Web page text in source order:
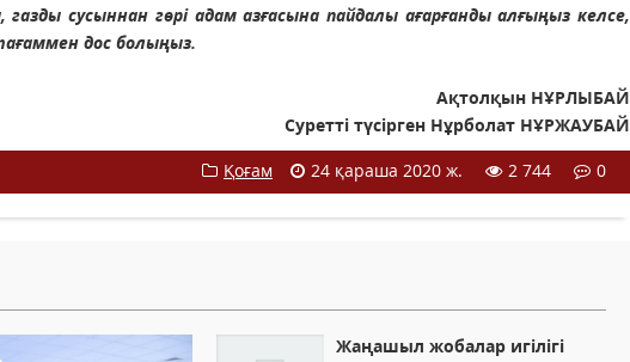
сусыннан гөрі адам азғасына пайдалы ағарғанды алғыңыз келсе,
дос болыңыз.
Ақтолқын НҰРЛЫБАЙ
Суретті түсірген Нұрболат НҰРЖАУБАЙ
Қоғам
24 қараша 2020 ж. 2 744 0
Жаңашыл жобалар игілігі